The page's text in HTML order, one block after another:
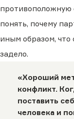
противоположную
понять, почему
иным образом, что
задело.
«Хороший
конфликт.
поставить
человека и